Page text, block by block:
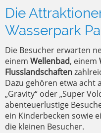
Die
Wasserpark
Die Besucher erwarten
einem Wellenbad, einem
Flusslandschaften
Dazu gehören etwa acht
„Gravity“ oder „Super
abenteuerlustige
ein Kinderbecken sowie
die kleinen Besucher.